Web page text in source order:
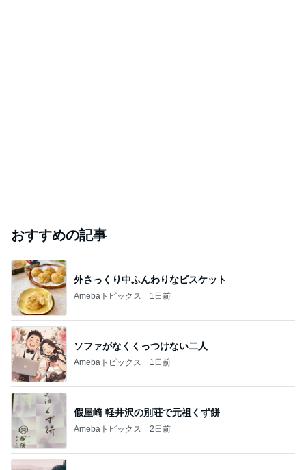
おすすめの記事
外さっくり中ふんわりなビスケット
Amebaトピックス 1日前
ソファがなくくっつけない二人
Amebaトピックス 1日前
假屋崎 軽井沢の別荘で元祖くず餅
Amebaトピックス 2日前